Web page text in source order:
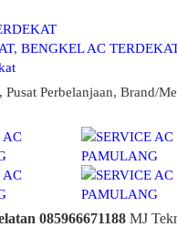
, BENGKEL AC
Perbelanjaan, Brand/
085966671188 MJ